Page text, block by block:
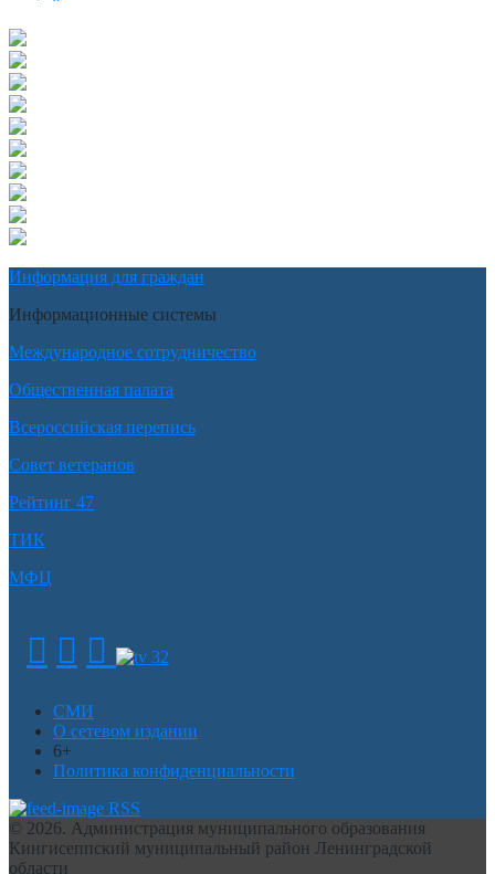
Информация для граждан
Информационные системы
Международное сотрудничество
Общественная палата
Всероссийская перепись
Совет ветеранов
Рейтинг 47
ТИК
МФЦ
СМИ
О сетевом издании
6+
Политика конфиденциальности
RSS
© 2026. Администрация муниципального образования
Кингисеппский муниципальный район Ленинградской
области